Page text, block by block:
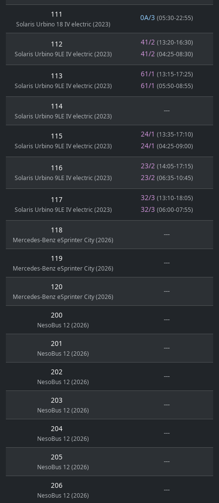
111
Solaris Urbino 18 IV electric (2023)
0A/3 (05:30-22:55)
112
Solaris Urbino 9LE IV electric (2023)
41/2 (13:20-16:30)
41/2 (04:25-08:30)
113
Solaris Urbino 9LE IV electric (2023)
61/1 (13:15-17:25)
61/1 (05:50-08:55)
114
Solaris Urbino 9LE IV electric (2023)
---
115
Solaris Urbino 9LE IV electric (2023)
24/1 (13:35-17:10)
24/1 (04:25-09:00)
116
Solaris Urbino 9LE IV electric (2023)
23/2 (14:05-17:15)
23/2 (06:35-10:45)
117
Solaris Urbino 9LE IV electric (2023)
32/3 (13:10-18:05)
32/3 (06:00-07:55)
118
Mercedes-Benz eSprinter City (2026)
---
119
Mercedes-Benz eSprinter City (2026)
---
120
Mercedes-Benz eSprinter City (2026)
---
200
NesoBus 12 (2026)
---
201
NesoBus 12 (2026)
---
202
NesoBus 12 (2026)
---
203
NesoBus 12 (2026)
---
204
NesoBus 12 (2026)
---
205
NesoBus 12 (2026)
---
206
NesoBus 12 (2026)
---